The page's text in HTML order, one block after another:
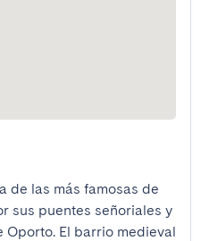
de las más famosas de
sus puentes señoriales y
El barrio medieval